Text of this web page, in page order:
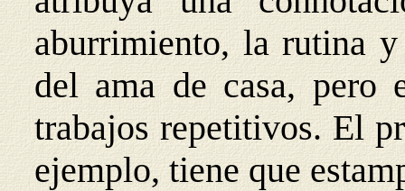
aburrimiento, la rutina
del ama de casa, pero
trabajos repetitivos. El
ejemplo, tiene que